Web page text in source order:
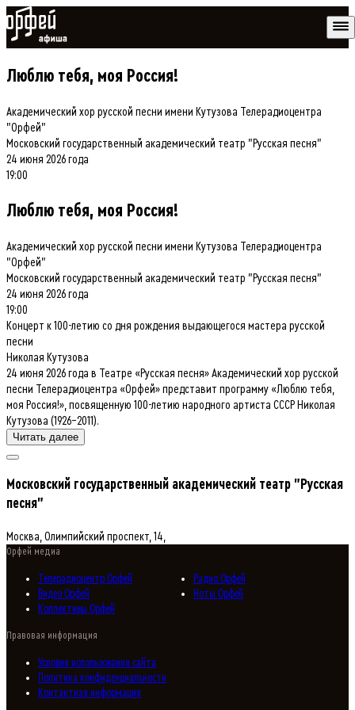
Афиша Орфей
Люблю тебя, моя Россия!
Академический хор русской песни имени Кутузова Телерадиоцентра
"Орфей"
Московский государственный академический театр "Русская песня"
24 июня 2026года
19:00
Люблю тебя, моя Россия!
Академический хор русской песни имени Кутузова Телерадиоцентра
"Орфей"
Московский государственный академический театр "Русская песня"
24 июня 2026года
19:00
Концерт к 100-летию со дня рождения выдающегося мастера русской
песни
Николая Кутузова
24 июня 2026 года в Театре «Русская песня» Академический хор русской
песни Телерадиоцентра «Орфей» представит программу «Люблю тебя,
моя Россия!», посвященную 100-летию народного артиста СССР Николая
Кутузова (1926–2011).
Читать далее
Московский государственный академический театр "Русская
песня"
Москва, Олимпийский проспект, 14,
Орфей медиа
Телерадиоцентр Орфей
Радио Орфей
Видео Орфей
Ноты Орфей
Коллективы Орфей
Правовая информация
Условия использования сайта
Политика конфиденциальности
Контактная информация